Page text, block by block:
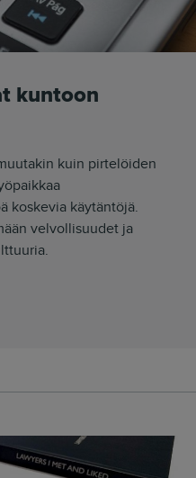
kuntoon
kuin pirtelöiden
koskevia käytäntöjä.
velvollisuudet ja